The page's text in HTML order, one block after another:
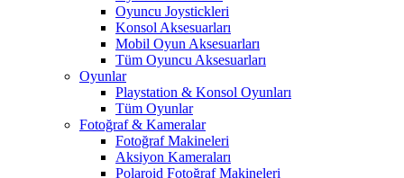
Oyuncu Joystickleri
Konsol Aksesuarları
Mobil Oyun Aksesuarları
Tüm Oyuncu Aksesuarları
Oyunlar
Playstation & Konsol Oyunları
Tüm Oyunlar
Fotoğraf & Kameralar
Fotoğraf Makineleri
Aksiyon Kameraları
Polaroid Fotoğraf Makineleri